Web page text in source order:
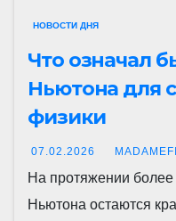
НОВОСТИ ДНЯ
Что означал
Ньютона для
физики
07.02.2026
На протяжении более
Ньютона остаются